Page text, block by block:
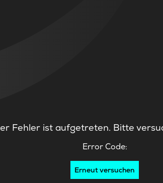
Fehler ist aufgetreten. Bitte
Error Code:
Erneut versuchen